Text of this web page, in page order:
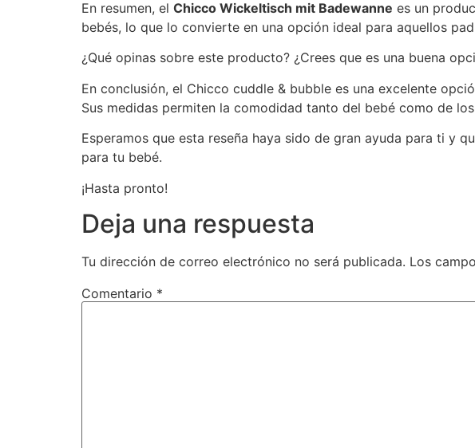
En resumen, el Chicco Wickeltisch mit Badewanne es un
bebés, lo que lo convierte en una opción ideal para aquellos
¿Qué opinas sobre este producto? ¿Crees que es una buena
En conclusión, el Chicco cuddle & bubble es una excelente
Sus medidas permiten la comodidad tanto del bebé como de
Esperamos que esta reseña haya sido de gran ayuda para ti y
para tu bebé.
¡Hasta pronto!
Deja una respuesta
Tu dirección de correo electrónico no será publicada. Los
Comentario *